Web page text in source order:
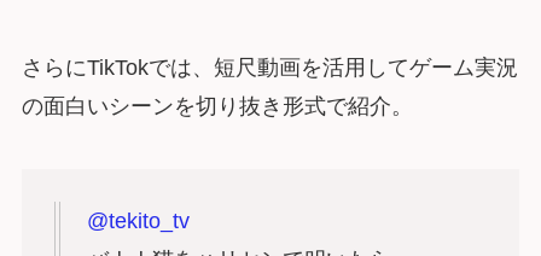
さらにTikTokでは、短尺動画を活用してゲーム実況
の面白いシーンを切り抜き形式で紹介。
@tekito_tv